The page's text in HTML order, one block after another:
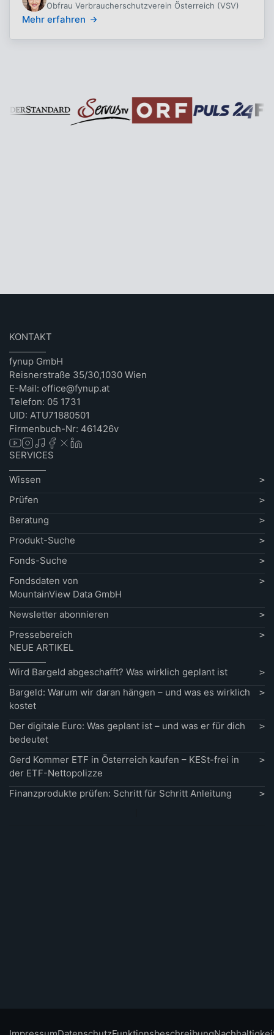
Obfrau Verbraucherschutzverein Österreich (VSV)
Mehr erfahren
KONTAKT
fynup GmbH
Reisnerstraße 35/30,1030 Wien
E-Mail: office@fynup.at
Telefon: 05 1731
UID: ATU71880501
Firmenbuch-Nr: 461426v
SERVICES
Wissen
Prüfen
Beratung
Produkt-Suche
Fonds-Suche
Fondsdaten von
MountainView Data GmbH
Newsletter abonnieren
Pressebereich
NEUE ARTIKEL
Wird Bargeld abgeschafft? Was wirklich geplant ist
Bargeld: Warum wir daran hängen – und was es wirklich
kostet
Der digitale Euro: Was geplant ist – und was er für dich
bedeutet
Gerd Kommer ETF in Österreich kaufen – KESt-frei in
der ETF-Nettopolizze
Finanzprodukte prüfen: Schritt für Schritt Anleitung